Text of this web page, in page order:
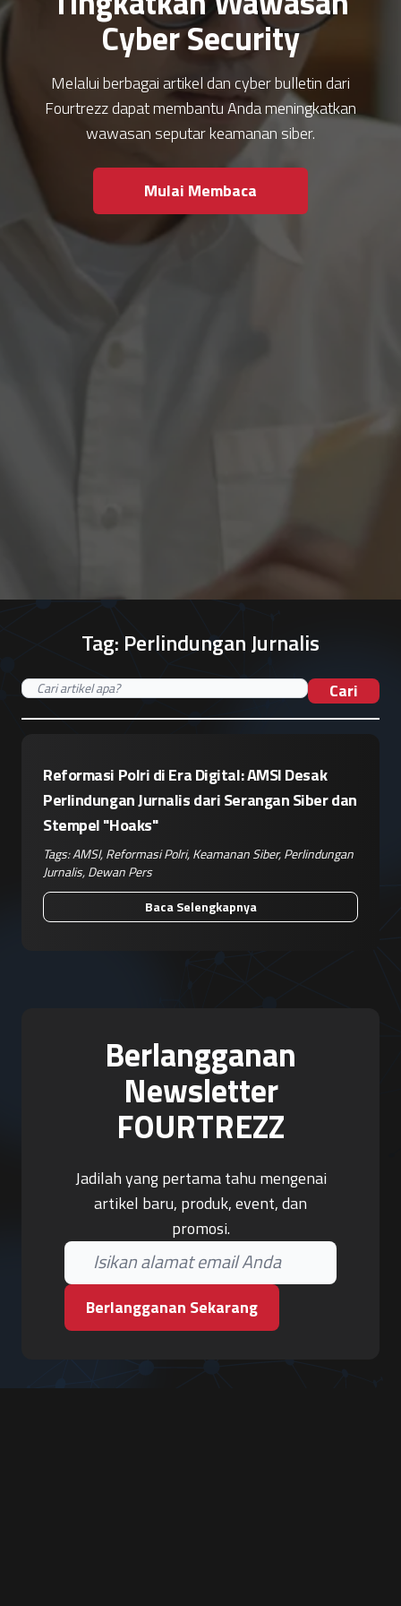
Cyber Security
Melalui berbagai artikel dan cyber bulletin dari
Fourtrezz dapat membantu Anda meningkatkan
wawasan seputar keamanan siber.
Mulai Membaca
Tag: Perlindungan Jurnalis
Cari
Reformasi Polri di Era Digital: AMSI Desak
Perlindungan Jurnalis dari Serangan Siber dan
Stempel "Hoaks"
Tags:AMSI,Reformasi Polri,Keamanan Siber,Perlindungan
Jurnalis,Dewan Pers
Baca Selengkapnya
Berlangganan
Newsletter
FOURTREZZ
Jadilah yang pertama tahu mengenai
artikel baru, produk, event, dan
promosi.
Berlangganan Sekarang